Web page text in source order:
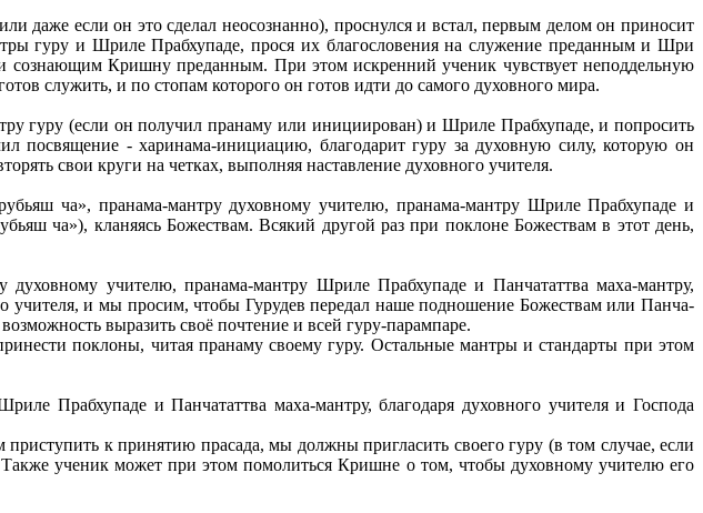
даже если он это сделал неосознанно), проснулся и встал, первым делом он приносит
гуру и Шриле Прабхупаде, прося их благословения на служение преданным и Шри
сознающим Кришну преданным. При этом искренний ученик чувствует неподдельную
служить, и по стопам которого он готов идти до самого духовного мира.
гуру (если он получил пранаму или инициирован) и Шриле Прабхупаде, и попросить
посвящение - харинама-инициацию, благодарит гуру за духовную силу, которую он
свои круги на четках, выполняя наставление духовного учителя.
ча», пранама-мантру духовному учителю, пранама-мантру Шриле Прабхупаде и
ча»), кланяясь Божествам. Всякий другой раз при поклоне Божествам в этот день,
учителю, пранама-мантру Шриле Прабхупаде и Панчататтва маха-мантру,
учителя, и мы просим, чтобы Гурудев передал наше подношение Божествам или Панча-
выразить своё почтение и всей гуру-парампаре.
поклоны, читая пранаму своему гуру. Остальные мантры и стандарты при этом
Прабхупаде и Панчататтва маха-мантру, благодаря духовного учителя и Господа
к принятию прасада, мы должны пригласить своего гуру (в том случае, если
ученик может при этом помолиться Кришне о том, чтобы духовному учителю его